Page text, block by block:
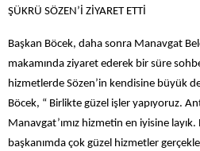
ŞÜKRÜ SÖZEN’İ ZİYARET ETTİ
Başkan Böcek, daha sonra Manavgat
makamında ziyaret ederek bir süre
hizmetlerde Sözen’in kendisine büyük
Böcek, “ Birlikte güzel işler yapıyoruz.
Manavgat’ımız hizmetin en iyisine
başkanımda çok güzel hizmetler